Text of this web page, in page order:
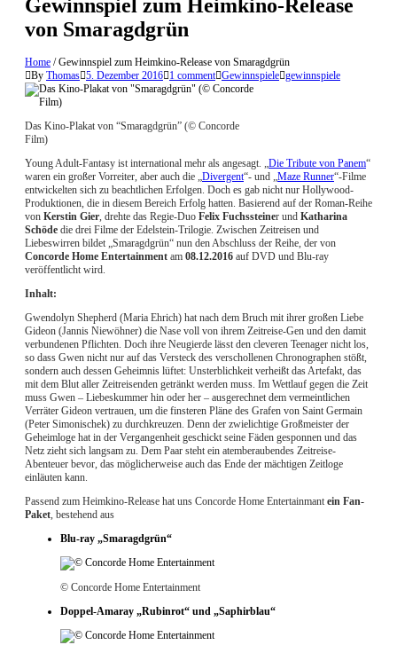
Gewinnspiel zum Heimkino-Release
von Smaragdgrün
Home /Gewinnspiel zum Heimkino-Release von Smaragdgrün
By Thomas 5. Dezember 2016 1 comment Gewinnspiele gewinnspiele
Das Kino-Plakat von “Smaragdgrün” (© Concorde
Film)
Young Adult-Fantasy ist international mehr als angesagt. „Die Tribute von Panem“
waren ein großer Vorreiter, aber auch die „Divergent“- und „Maze Runner“-Filme
entwickelten sich zu beachtlichen Erfolgen. Doch es gab nicht nur Hollywood-
Produktionen, die in diesem Bereich Erfolg hatten. Basierend auf der Roman-Reihe
von Kerstin Gier, drehte das Regie-Duo Felix Fuchssteiner und Katharina
Schöde die drei Filme der Edelstein-Trilogie. Zwischen Zeitreisen und
Liebeswirren bildet „Smaragdgrün“ nun den Abschluss der Reihe, der von
Concorde Home Entertainment am 08.12.2016 auf DVD und Blu-ray
veröffentlicht wird.
Inhalt:
Gwendolyn Shepherd (Maria Ehrich) hat nach dem Bruch mit ihrer großen Liebe
Gideon (Jannis Niewöhner) die Nase voll von ihrem Zeitreise-Gen und den damit
verbundenen Pflichten. Doch ihre Neugierde lässt den cleveren Teenager nicht los,
so dass Gwen nicht nur auf das Versteck des verschollenen Chronographen stößt,
sondern auch dessen Geheimnis lüftet: Unsterblichkeit verheißt das Artefakt, das
mit dem Blut aller Zeitreisenden getränkt werden muss. Im Wettlauf gegen die Zeit
muss Gwen – Liebeskummer hin oder her – ausgerechnet dem vermeintlichen
Verräter Gideon vertrauen, um die finsteren Pläne des Grafen von Saint Germain
(Peter Simonischek) zu durchkreuzen. Denn der zwielichtige Großmeister der
Geheimloge hat in der Vergangenheit geschickt seine Fäden gesponnen und das
Netz zieht sich langsam zu. Dem Paar steht ein atemberaubendes Zeitreise-
Abenteuer bevor, das möglicherweise auch das Ende der mächtigen Zeitloge
einläuten kann.
Passend zum Heimkino-Release hat uns Concorde Home Entertainmant ein Fan-
Paket, bestehend aus
Blu-ray „Smaragdgrün“
© Concorde Home Entertainment
Doppel-Amaray „Rubinrot“ und „Saphirblau“